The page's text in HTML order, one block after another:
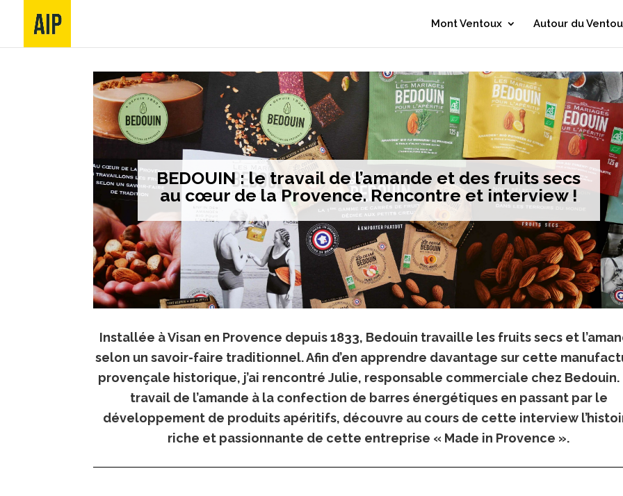
Mont Ventoux Autour du
BEDOUIN : le travail de l’amande et des fruits secs
au cœur de la Provence. Rencontre et interview !
Installée à Visan en Provence depuis 1833, Bedouin travaille les fruits secs et
selon un savoir-faire traditionnel. Afin d’en apprendre davantage sur cette
provençale historique, j’ai rencontré Julie, responsable commerciale chez Bedouin.
travail de l’amande à la confection de barres énergétiques en passant par le
développement de produits apéritifs, découvre au cours de cette interview
riche et passionnante de cette entreprise « Made in Provence ».